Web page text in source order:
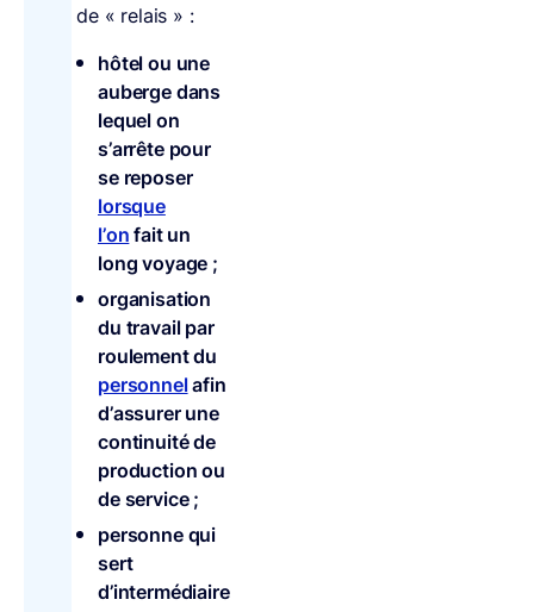
de « relais » :
hôtel ou une
auberge dans
lequel on
s’arrête pour
se reposer
lorsque
l’on fait un
long voyage ;
organisation
du travail par
roulement du
personnelafin
d’assurer une
continuité de
production ou
de service ;
personne qui
sert
d’intermédiaire